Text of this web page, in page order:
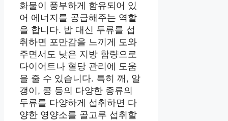
화물이 풍부하게 함유되어 있
어 에너지를 공급해주는 역할
을 합니다. 밥 대신 두류를 섭
취하면 포만감을 느끼게 도와
주면서도 낮은 지방 함량으로
다이어트나 혈당 관리에 도움
을 줄 수 있습니다. 특히 깨, 알
갱이, 콩 등의 다양한 종류의
두류를 다양하게 섭취하면 다
양한 영양소를 골고루 섭취할